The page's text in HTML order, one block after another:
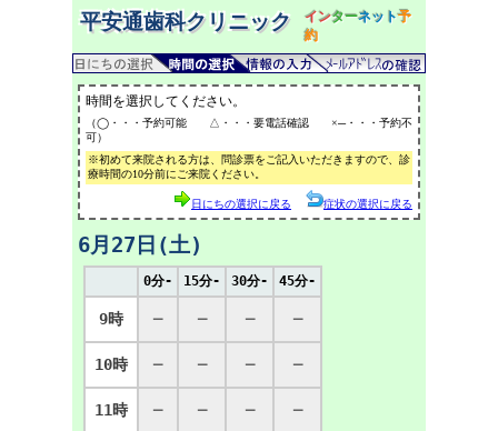
平安通歯科クリニック インターネット予
約
時間を選択してください。
（◯・・・予約可能 △・・・要電話確認 ×─・・・予約不
可）
※初めて来院される方は、問診票をご記入いただきますので、診
療時間の10分前にご来院ください。
日にちの選択に戻る 症状の選択に戻る
6月27日(土)
0分- 15分- 30分- 45分-
9時 ─ ─ ─ ─
10時 ─ ─ ─ ─
11時 ─ ─ ─ ─